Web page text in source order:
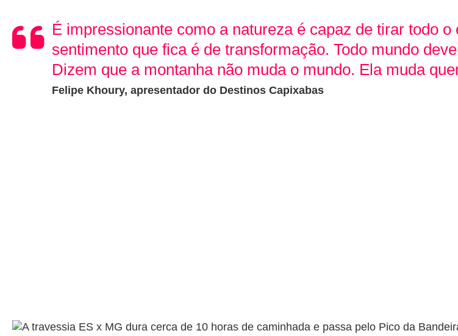
É impressionante como a natureza é capaz de tirar todo
sentimento que fica é de transformação. Todo mundo
Dizem que a montanha não muda o mundo. Ela muda
Felipe Khoury, apresentador do Destinos Capixabas